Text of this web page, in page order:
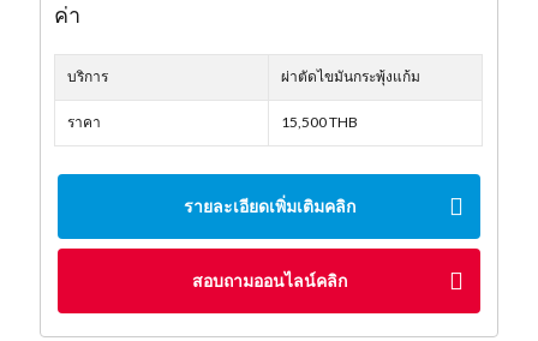
ค่า
บริการ ผ่าตัดไขมันกระพุ้งแก้ม
ราคา 15,500 THB
รายละเอียดเพิ่มเติมคลิก
สอบถามออนไลน์คลิก